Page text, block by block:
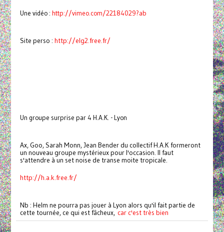
Une vidéo : http://vimeo.com/22184029?ab
Site perso : http://elg2.free.fr/
Un groupe surprise par 4 H.A.K. - Lyon
Ax, Goo, Sarah Monn, Jean Bender du collectif H.A.K formeront
un nouveau groupe mystérieux pour l'occasion. Il faut
s'attendre à un set noise de transe moite tropicale.
http://h.a.k.free.fr/
Nb : Helm ne pourra pas jouer à Lyon alors qu'il fait partie de
cette tournée, ce qui est fâcheux, car c'est très bien